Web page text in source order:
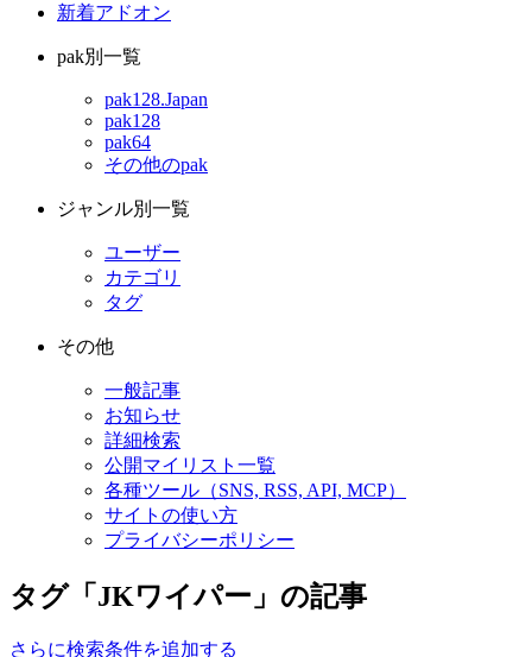
新着アドオン
pak別一覧
pak128.Japan
pak128
pak64
その他のpak
ジャンル別一覧
ユーザー
カテゴリ
タグ
その他
一般記事
お知らせ
詳細検索
公開マイリスト一覧
各種ツール（SNS, RSS, API, MCP）
サイトの使い方
プライバシーポリシー
タグ「JKワイパー」の記事
さらに検索条件を追加する